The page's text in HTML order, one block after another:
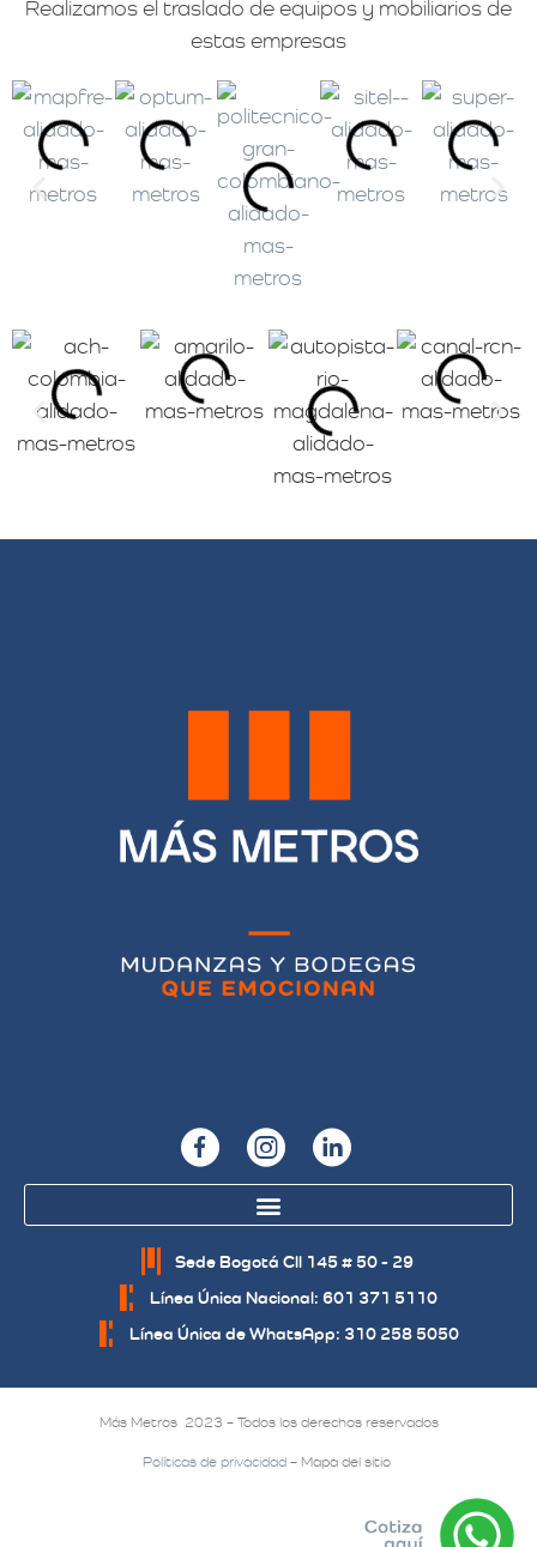
Realizamos el traslado de equipos y mobiliarios de
estas empresas
Sede Bogotá Cll 145 # 50 - 29
Línea Única Nacional: 601 371 5110
Línea Única de WhatsApp: 310 258 5050
Más Metros 2023 – Todos los derechos reservados
Políticas de privacidad – Mapa del sitio